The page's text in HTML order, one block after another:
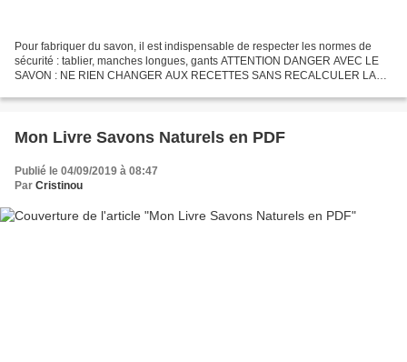
Pour fabriquer du savon, il est indispensable de respecter les normes de
sécurité : tablier, manches longues, gants ATTENTION DANGER AVEC LE
SAVON : NE RIEN CHANGER AUX RECETTES SANS RECALCULER LA
Mon Livre Savons Naturels en PDF
Publié le 04/09/2019 à 08:47
Par Cristinou